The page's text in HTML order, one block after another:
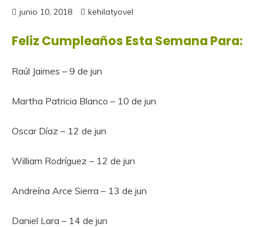
junio 10, 2018 kehilatyovel
Feliz Cumpleaños Esta Semana Para:
Raúl Jaimes – 9 de jun
Martha Patricia Blanco – 10 de jun
Oscar Díaz – 12 de jun
William Rodríguez – 12 de jun
Andreína Arce Sierra – 13 de jun
Daniel Lara – 14 de jun